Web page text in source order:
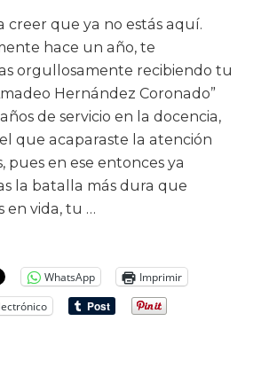
creer que ya no estás aquí.
hace un año, te
orgullosamente recibiendo tu
Hernández Coronado”
de servicio en la docencia,
que acaparaste la atención
pues en ese entonces ya
la batalla más dura que
en vida, tu …
WhatsApp
Imprimir